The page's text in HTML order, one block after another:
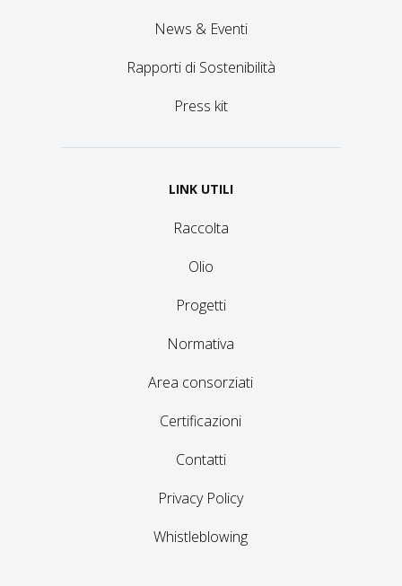
News & Eventi
Rapporti di Sostenibilità
Press kit
LINK UTILI
Raccolta
Olio
Progetti
Normativa
Area consorziati
Certificazioni
Contatti
Privacy Policy
Whistleblowing